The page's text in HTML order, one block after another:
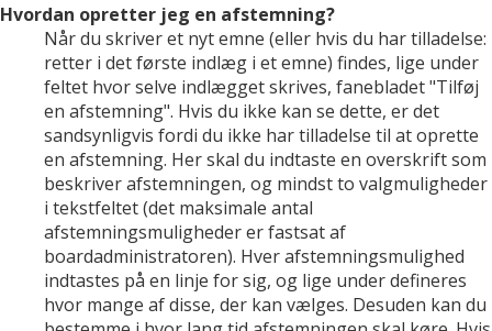
Hvordan opretter jeg en afstemning?
Når du skriver et nyt emne (eller hvis du har tilladelse:
retter i det første indlæg i et emne) findes, lige under
feltet hvor selve indlægget skrives, fanebladet "Tilføj
en afstemning". Hvis du ikke kan se dette, er det
sandsynligvis fordi du ikke har tilladelse til at oprette
en afstemning. Her skal du indtaste en overskrift som
beskriver afstemningen, og mindst to valgmuligheder
i tekstfeltet (det maksimale antal
afstemningsmuligheder er fastsat af
boardadministratoren). Hver afstemningsmulighed
indtastes på en linje for sig, og lige under defineres
hvor mange af disse, der kan vælges. Desuden kan du